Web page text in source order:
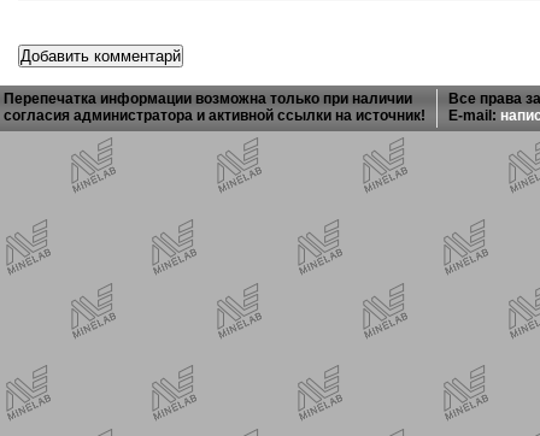
Перепечатка информации возможна только при наличии
согласия администратора и активной ссылки на источник!
Все права
E-mail: